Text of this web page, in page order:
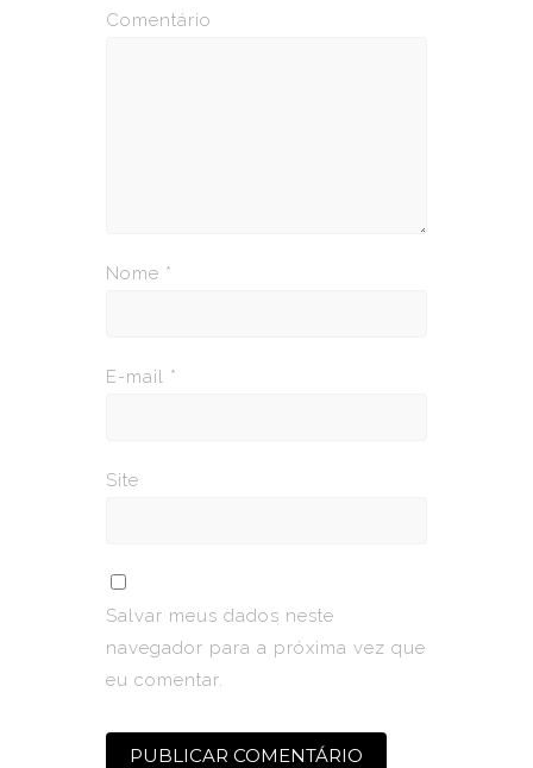
Comentário
Nome *
E-mail *
Site
Salvar meus dados neste
navegador para a próxima vez que
eu comentar.